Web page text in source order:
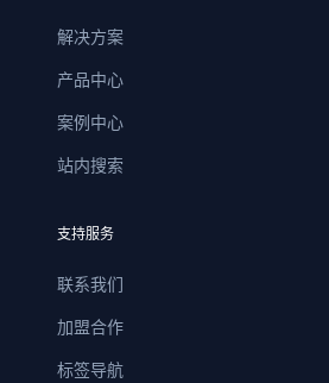
解决方案
产品中心
案例中心
站内搜索
支持服务
联系我们
加盟合作
标签导航